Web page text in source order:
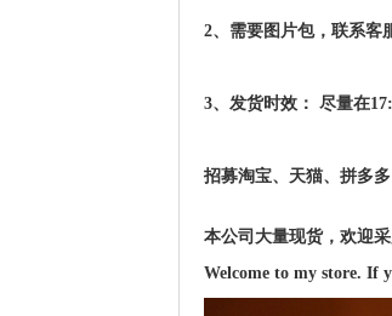
2、需要图片包，联系客
3、发货时效： 尽量在
招募淘宝、天猫、拼多
本公司大量现货，欢迎
Welcome to my store. If